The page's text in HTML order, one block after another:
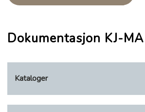
Dokumentasjon KJ-
Kataloger